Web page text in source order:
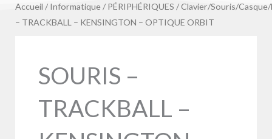
Accueil /Informatique / PÉRIPHÉRIQUES /Clavier/Souris/
– TRACKBALL – KENSINGTON – OPTIQUE ORBIT
SOURIS –
TRACKBALL –